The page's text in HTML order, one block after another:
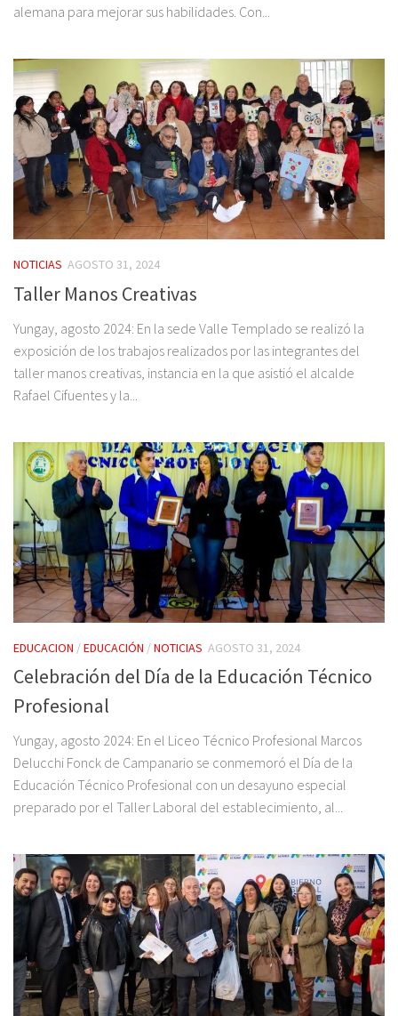
alemana para mejorar sus habilidades. Con...
NOTICIAS AGOSTO 31, 2024
Taller Manos Creativas
Yungay, agosto 2024: En la sede Valle Templado se realizó la
exposición de los trabajos realizados por las integrantes del
taller manos creativas, instancia en la que asistió el alcalde
Rafael Cifuentes y la...
EDUCACION /EDUCACIÓN /NOTICIAS AGOSTO 31, 2024
Celebración del Día de la Educación Técnico
Profesional
Yungay, agosto 2024: En el Liceo Técnico Profesional Marcos
Delucchi Fonck de Campanario se conmemoró el Día de la
Educación Técnico Profesional con un desayuno especial
preparado por el Taller Laboral del establecimiento, al...